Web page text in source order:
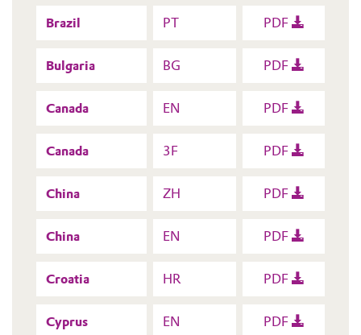
Brazil PT PDF
Bulgaria BG PDF
Canada EN PDF
Canada 3F PDF
China ZH PDF
China EN PDF
Croatia HR PDF
Cyprus EN PDF